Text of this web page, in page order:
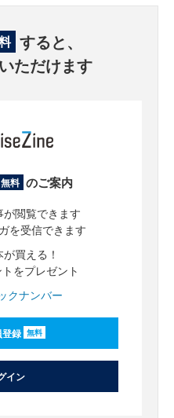
すると、
ただけます
無料 のご案内
が閲覧できます
を受信できます
買える！
をプレゼント
クナンバー
登録 無料
イン